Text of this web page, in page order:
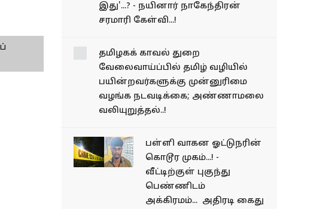
என்னய்யா டிராமா இது'...?
- நயினார் நாகேந்திரன்
தமிழகக் காவல் துறை
வேலைவாய்ப்பில் தமிழ்
வழியில்
பயின்றவர்களுக்கு
நடவடிக்கை;
அண்ணாமலை
வலியுறுத்தல்..!
பள்ளி வாகன ஓட்டுநரின்